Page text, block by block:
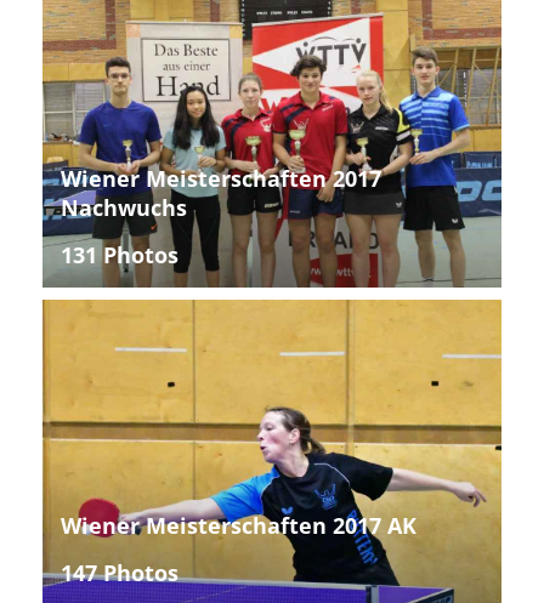
Wiener Meisterschaften 2017
Nachwuchs
131 Photos
Wiener Meisterschaften 2017 AK
147 Photos